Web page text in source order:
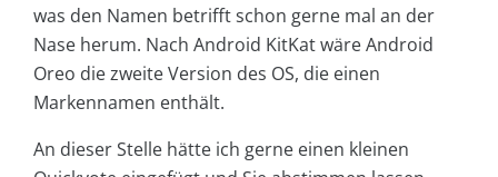
was den Namen betrifft schon gerne mal an der
Nase herum. Nach Android KitKat wäre Android
Oreo die zweite Version des OS, die einen
Markennamen enthält.
An dieser Stelle hätte ich gerne einen kleinen